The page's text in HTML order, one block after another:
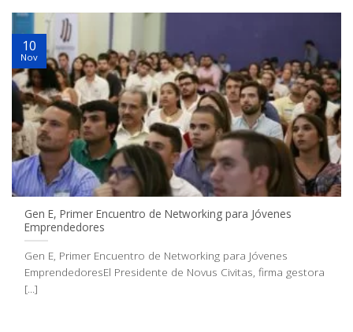
Gen E, Primer Encuentro de Networking para Jóvenes
Emprendedores
Gen E, Primer Encuentro de Networking para Jóvenes
EmprendedoresEl Presidente de Novus Civitas, firma gestora
[...]
10
Nov